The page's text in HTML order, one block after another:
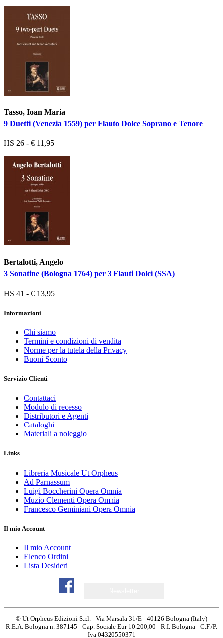
Tasso, Ioan Maria
9 Duetti (Venezia 1559) per Flauto Dolce Soprano e Tenore
HS 26 - € 11,95
Bertalotti, Angelo
3 Sonatine (Bologna 1764) per 3 Flauti Dolci (SSA)
HS 41 - € 13,95
Informazioni
Chi siamo
Termini e condizioni di vendita
Norme per la tutela della Privacy
Buoni Sconto
Servizio Clienti
Contattaci
Modulo di recesso
Distributori e Agenti
Cataloghi
Materiali a noleggio
Links
Libreria Musicale Ut Orpheus
Ad Parnassum
Luigi Boccherini Opera Omnia
Muzio Clementi Opera Omnia
Francesco Geminiani Opera Omnia
Il mio Account
Il mio Account
Elenco Ordini
Lista Desideri
© Ut Orpheus Edizioni S.r.l. - Via Marsala 31/E - 40126 Bologna (Italy)
R.E.A. Bologna n. 387145 - Cap. Sociale Eur 10.200,00 - R.I. Bologna - C.F./P.
Iva 04320550371